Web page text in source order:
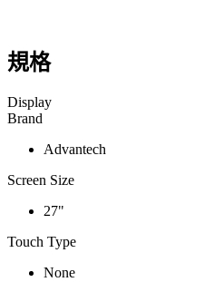
規格
Display
Brand
Advantech
Screen Size
27"
Touch Type
None